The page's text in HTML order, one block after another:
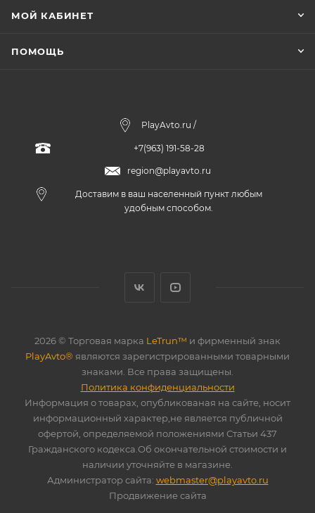
МОЙ КАБИНЕТ
ПОМОЩЬ
PlayAvto.ru /
+7(963) 191-58-28
region@playavto.ru
Доставим в ваш населенный пункт любым
удобным способом.
2026 © Торговая марка LeTrun™ и фирменный знак
PlayAvto® являются зарегистрированными товарными
знаками. Все права защищены.
Политика конфиденциальности
Информация о товарах, опубликованая на сайте, носит
информационный характер,не является публичной
офертой, определяемой положениями Статьи 437
Гражданского кодекса.Об окончательной стоимости и
наличии уточняйте в магазине.
Администратор сайта: webmaster@playavto.ru
Продвижение сайта